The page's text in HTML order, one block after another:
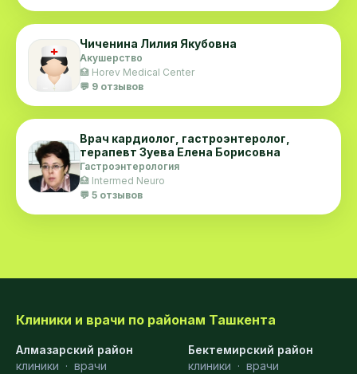
Чиченина Лилия Якубовна
Акушерство
🏥 Horev Medical Center
💬 9 отзывов
Врач кардиолог, гастроэнтеролог,
терапевт Зуева Елена Борисовна
Гастроэнтерология
🏥 Intermed Neuro
💬 5 отзывов
Клиники и врачи по районам Ташкента
Алмазарский район
клиники · врачи
Бектемирский район
клиники · врачи